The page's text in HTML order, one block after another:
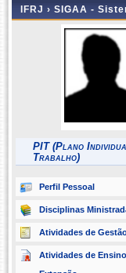
IFRJ › SIGAA -
PIT (Plano
Trabalho)
Perfil Pessoal
Disciplinas
Atividades de
Atividades de